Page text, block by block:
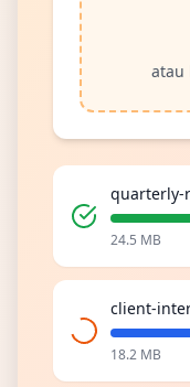
atau
quarterly-
24.5 MB
client-
18.2 MB